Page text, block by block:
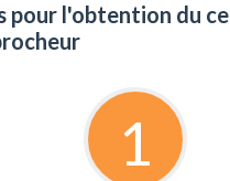
pour l'obtention du
1